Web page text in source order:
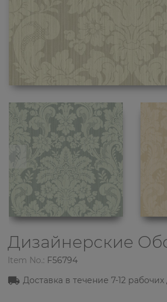
Дизайнерские
Item No.: F56794
Доставка в течение7-12 рабочих